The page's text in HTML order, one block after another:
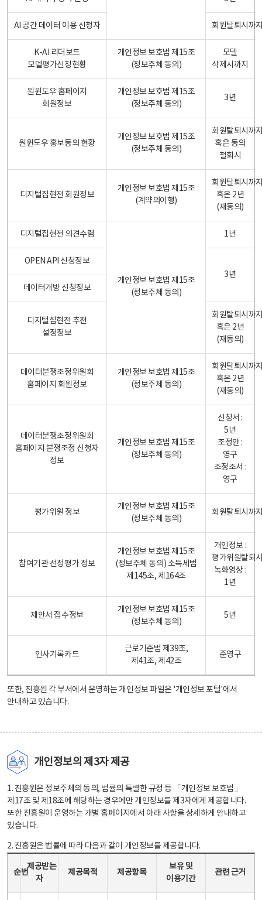
AI 공간 데이터 이용 신청자 회원탈퇴시까
K-AI 리더보드
모델평가신청현황
개인정보 보호법 제15조
(정보주체 동의)
모델
삭제시까지
원윈도우 홈페이지
회원정보
개인정보 보호법 제15조
(정보주체 동의)
3년
원윈도우 홍보동의 현황
개인정보 보호법 제15조
(정보주체 동의)
회원탈퇴시까
혹은 동의
철회시
디지털집현전 회원정보
개인정보 보호법 제15조
(계약의이행)
회원탈퇴시까
혹은 2년
(재동의)
디지털집현전 의견수렴
개인정보 보호법 제15조
(정보주체 동의)
1년
OPEN API 신청정보
3년
데이터개방 신청정보
디지털집현전 추천
설정정보
회원탈퇴시까
혹은 2년
(재동의)
데이터분쟁조정위원회
홈페이지 회원정보
개인정보 보호법 제15조
(정보주체 동의)
회원탈퇴시까
혹은 2년
(재동의)
데이터분쟁조정위원회
홈페이지 분쟁조정 신청자
정보
개인정보 보호법 제15조
(정보주체 동의)
신청서 :
5년
조정안 :
영구
조정조서 :
영구
평가위원 정보
개인정보 보호법 제15조
(정보주체 동의)
회원탈퇴시까
참여기관 선정평가 정보
개인정보 보호법 제15조
(정보주체 동의) 소득세법
제145조, 제164조
개인정보 :
평가위원탈퇴
녹화영상 :
1년
제안서 접수정보
개인정보 보호법 제15조
(정보주체 동의)
5년
인사기록카드
근로기준법 제39조,
제41조, 제42조
준영구
또한, 진흥원 각 부서에서 운영하는 개인정보 파일은 '개인정보 포털'에서
안내하고 있습니다.
개인정보의 제3자 제공
1. 진흥원은 정보주체의 동의, 법률의 특별한 규정 등 「개인정보 보호법」
제17조 및 제18조에 해당하는 경우에만 개인정보를 제3자에게 제공합니다.
또한 진흥원이 운영하는 개별 홈페이지에서 아래 사항을 상세하게 안내하고
있습니다.
2. 진흥원은 법률에 따라 다음과 같이 개인정보를 제공합니다.
순번
제공받는
자
제공목적 제공항목
보유 및
이용기간
관련 근거